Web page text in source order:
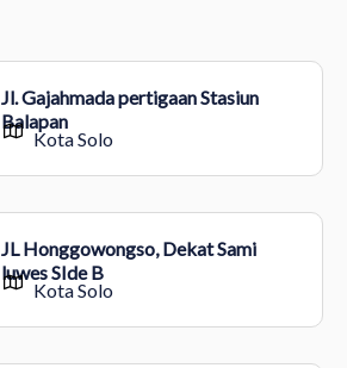
Jl. Gajahmada pertigaan Stasiun
Balapan
Kota Solo
JL Honggowongso, Dekat Sami
luwes SIde B
Kota Solo